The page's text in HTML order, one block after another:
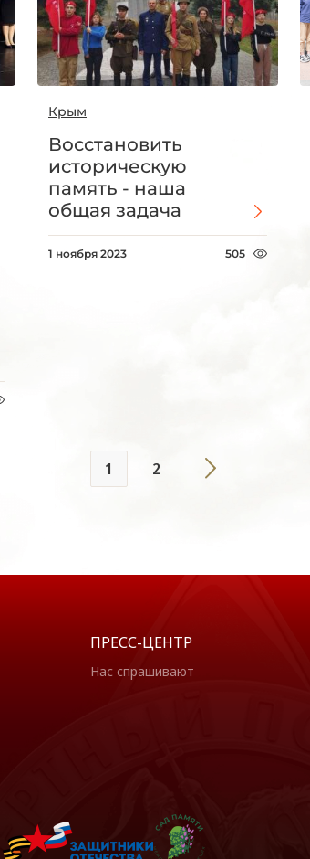
Крым
Восстановить
историческую
память - наша
общая задача
1 ноября 2023 505
1 2
ПРЕСС-ЦЕНТР
Нас спрашивают